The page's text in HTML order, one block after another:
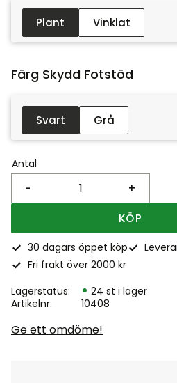
Plant Vinklat
Färg Skydd Fotstöd :
Svart Grå
Antal
+
-
KÖP
30 dagars öppet köp
Fri frakt över 2000 kr
Lagerstatus
24 st i lager
Artikelnr
10408
Ge ett omdöme!